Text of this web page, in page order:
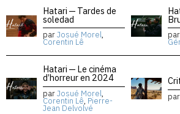
Hatari — Tardes de
soledad
parJosué Morel,
Corentin Lê
par
Hatari — Le cinéma
d’horreur en 2024
parJosué Morel,
Corentin Lê, Pierre-
Jean Delvolvé
par